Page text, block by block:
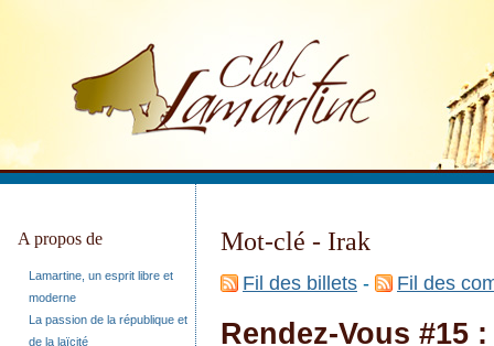
Mot-clé - Irak
Fil des billets - Fil des
Rendez-Vous #15
A propos de
Lamartine, un esprit libre et
moderne
La passion de la république et
de la laïcité